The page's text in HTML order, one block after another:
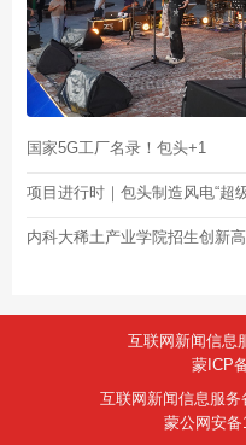
国家5G工厂名录！包头+1
项目进行时｜包头制造风电“超
内科大稀土产业学院招生创新高
互联网新闻信息
蒙ICP
互联网新闻信息服
蒙公网安备